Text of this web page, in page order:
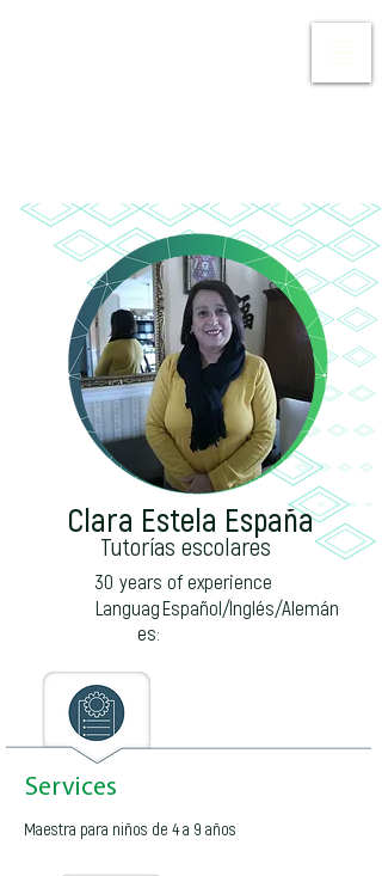
Clara Estela España
Tutorías escolares
30 years of experience
Languag
es:
Español/Inglés/Alemán
Services
Maestra para niños de 4 a 9 años